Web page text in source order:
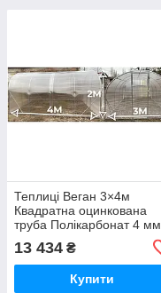
Теплиці Веган 3×4м
Квадратна оцинкована
труба Полікарбонат 4 мм
13 434 ₴
Купити